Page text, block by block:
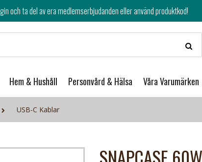
medlemserbjudanden eller använd produktkod!
Hem & Hushåll Personvård & Hälsa Våra Varumärken
USB-C Kablar